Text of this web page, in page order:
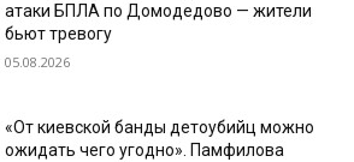
атаки БПЛА по Домодедово — жители
бьют тревогу
05.08.2026
«От киевской банды детоубийц можно
ожидать чего угодно». Памфилова